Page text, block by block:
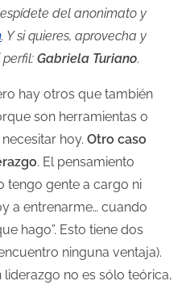
del anonimato y
. Y si quieres, aprovecha y
Gabriela Turiano.
hay otros que también
son herramientas o
hoy. Otro caso
. El pensamiento
tengo gente a cargo ni
a entrenarme… cuando
hago”. Esto tiene dos
ninguna ventaja).
no es sólo teórica,